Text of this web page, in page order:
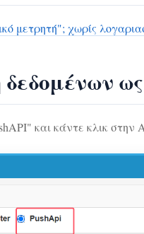
μετρητή"; χωρίς
και κάντε κλικ στην